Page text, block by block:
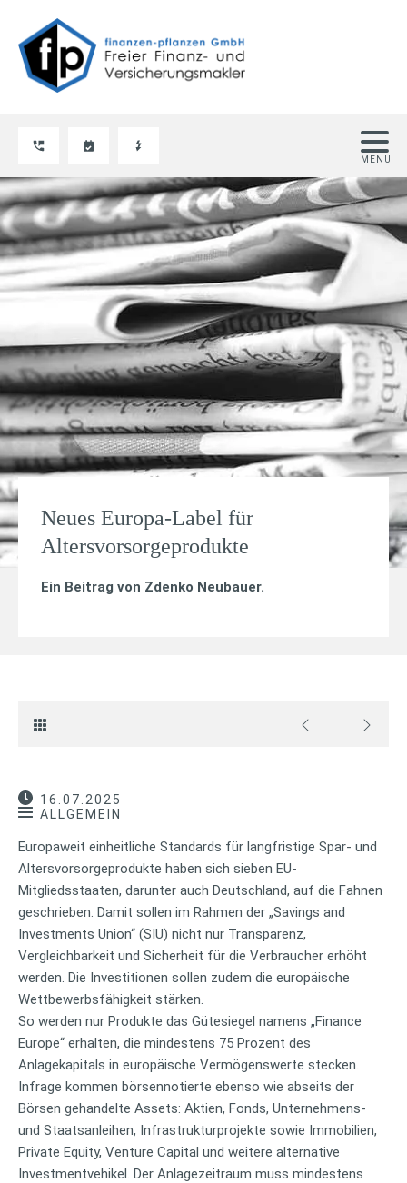
Neues Europa-Label für
Altersvorsorgeprodukte
Ein Beitrag von Zdenko Neubauer.
16.07.2025
ALLGEMEIN
Europaweit einheitliche Standards für langfristige Spar- und
Altersvorsorgeprodukte haben sich sieben EU-
Mitgliedsstaaten, darunter auch Deutschland, auf die Fahnen
geschrieben. Damit sollen im Rahmen der „Savings and
Investments Union“ (SIU) nicht nur Transparenz,
Vergleichbarkeit und Sicherheit für die Verbraucher erhöht
werden. Die Investitionen sollen zudem die europäische
Wettbewerbsfähigkeit stärken.
So werden nur Produkte das Gütesiegel namens „Finance
Europe“ erhalten, die mindestens 75 Prozent des
Anlagekapitals in europäische Vermögenswerte stecken.
Infrage kommen börsennotierte ebenso wie abseits der
Börsen gehandelte Assets: Aktien, Fonds, Unternehmens-
und Staatsanleihen, Infrastrukturprojekte sowie Immobilien,
Private Equity, Venture Capital und weitere alternative
Investmentvehikel. Der Anlagezeitraum muss mindestens